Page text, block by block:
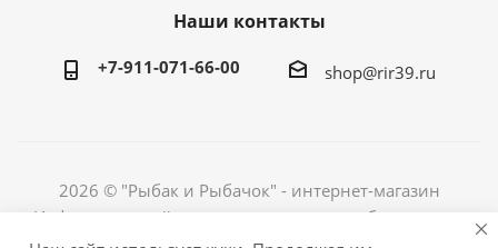
Наши контакты
+7-911-071-66-00 shop@rir39.ru
2026 © "Рыбак и Рыбачок" - интернет-магазин
Информация сайта защищена законом об авторских
правах. Индивидуальный предприниматель Рогов